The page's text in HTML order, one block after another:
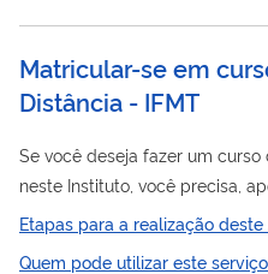
Após acessar o ambiente da
Matricular-se em
Distância - IFMT
Se você deseja fazer um curso
neste Instituto, você precisa,
seletivo, matricular-se no
serviço.
Etapas para a realização
Quem pode utilizar este